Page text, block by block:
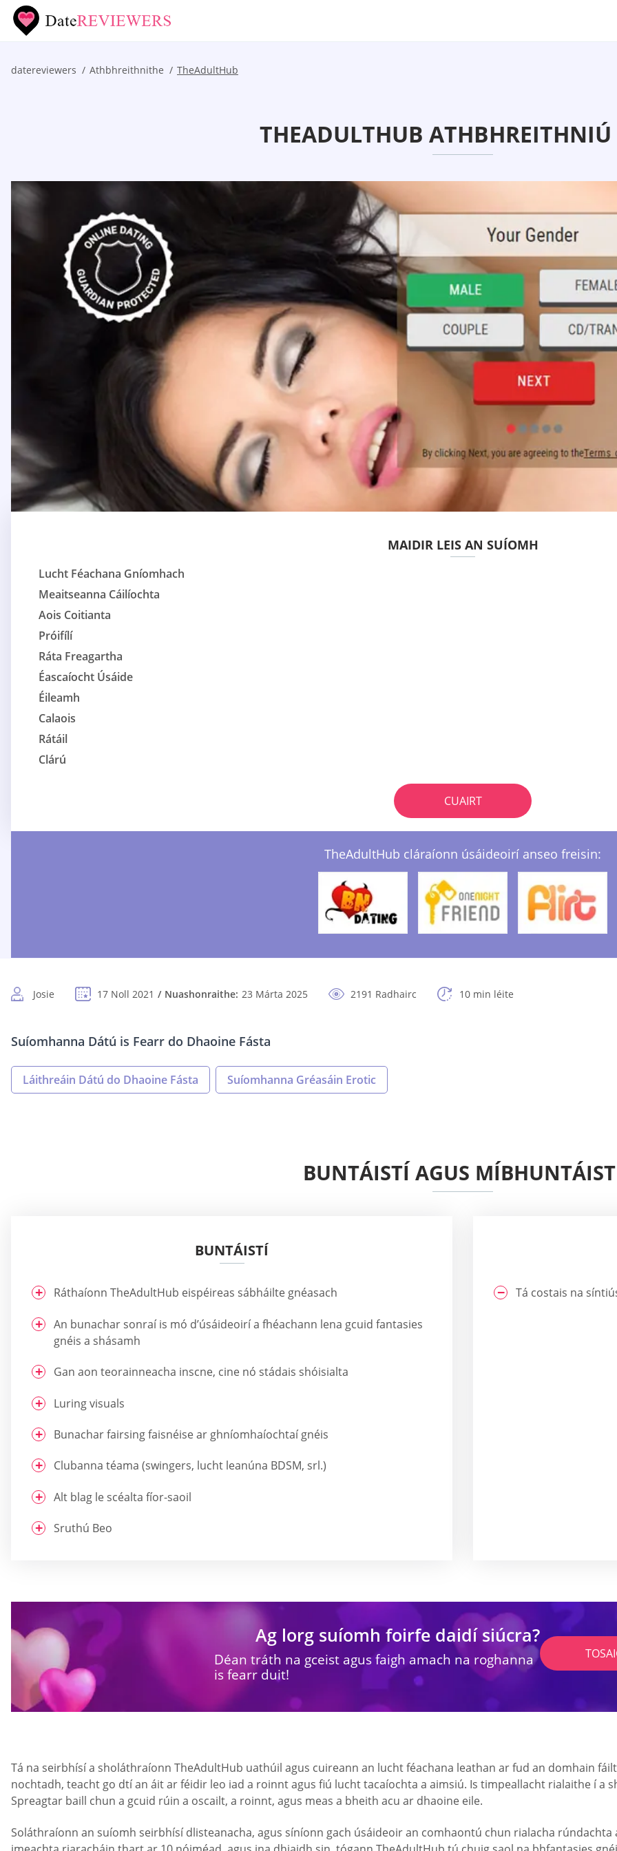
datereviewers Athbhreithnithe TheAdultHub
THEADULTHUB
MAIDIR LEIS AN SUÍOMH
Lucht Féachana Gníomhach
Meaitseanna Cáilíochta
Aois Coitianta
Próifílí
Ráta Freagartha
Éascaíocht Úsáide
Éileamh
Calaois
Rátáil
Clárú
CUAIRT
TheAdultHub cláraíonn úsáideoirí anseo freisin:
Josie 17 Noll 2021 Nuashonraithe: 23 Márta 2025 2191 Radhairc 10 min léite
Suíomhanna Dátú is Fearr do Dhaoine Fásta
Láithreáin Dátú do Dhaoine Fásta Suíomhanna Gréasáin Erotic
BUNTÁISTÍ AGUS
BUNTÁISTÍ
Ráthaíonn TheAdultHub eispéireas sábháilte gnéasach
An bunachar sonraí is mó d’úsáideoirí a fhéachann lena gcuid fantasies
gnéis a shásamh
Gan aon teorainneacha inscne, cine nó stádais shóisialta
Luring visuals
Bunachar fairsing faisnéise ar ghníomhaíochtaí gnéis
Clubanna téama (swingers, lucht leanúna BDSM, srl.)
Alt blag le scéalta fíor-saoil
Sruthú Beo
Tá costais na
Ag lorg suíomh foirfe daidí siúcra?
Déan tráth na gceist agus faigh amach na roghanna
is fearr duit!
Tá na seirbhísí a sholáthraíonn TheAdultHub uathúil agus cuireann an lucht féachana leathan ar fud an domhain
nochtadh, teacht go dtí an áit ar féidir leo iad a roinnt agus fiú lucht tacaíochta a aimsiú. Is timpeallacht rialaithe í a
Spreagtar baill chun a gcuid rúin a oscailt, a roinnt, agus meas a bheith acu ar dhaoine eile.
Soláthraíonn an suíomh seirbhísí dlisteanacha, agus síníonn gach úsáideoir an comhaontú chun rialacha